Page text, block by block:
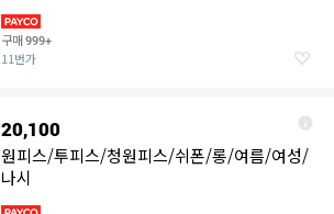
구매999+
11번가
20,100
원피스/투피스/청원피스/쉬폰/롱/여름/여성/
나시